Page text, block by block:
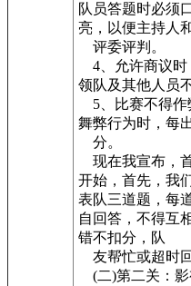
队员答题时必须
亮，以便主持人
评委评判。
4、允许商议时
领队及其他人员
5、比赛不得作
舞弊行为时，每
分。
现在我宣布，
开始，首先，我
表队三道题，每
自回答，不得互
错不扣分，队
友帮忙或超时
(二)第二关：影